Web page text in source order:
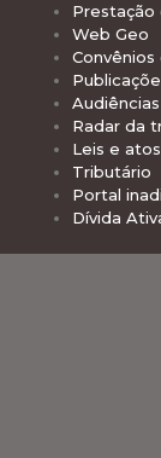
Prestação
Web Geo
Convênios
Radar da
Leis e atos
Tributário
Portal
Dívida